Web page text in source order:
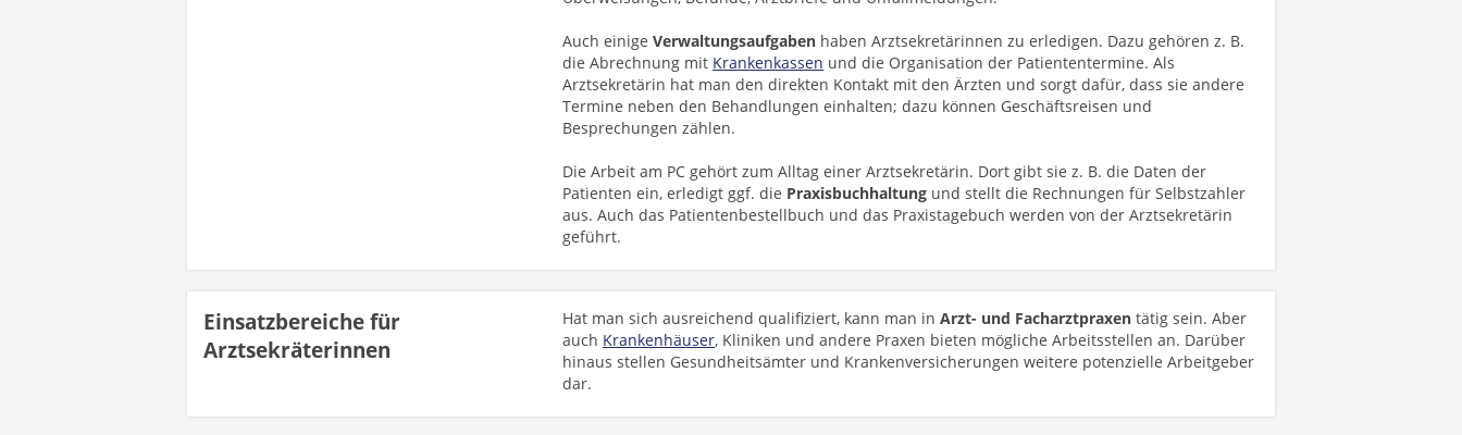
Auch einige Verwaltungsaufgaben haben Arztsekretärinnen zu erledigen. Dazu gehören z. B.
die Abrechnung mit Krankenkassen und die Organisation der Patiententermine. Als
Arztsekretärin hat man den direkten Kontakt mit den Ärzten und sorgt dafür, dass sie andere
Termine neben den Behandlungen einhalten; dazu können Geschäftsreisen und
Besprechungen zählen.
Die Arbeit am PC gehört zum Alltag einer Arztsekretärin. Dort gibt sie z. B. die Daten der
Patienten ein, erledigt ggf. die Praxisbuchhaltung und stellt die Rechnungen für Selbstzahler
aus. Auch das Patientenbestellbuch und das Praxistagebuch werden von der Arztsekretärin
geführt.
Einsatzbereiche für
Arztsekräterinnen
Hat man sich ausreichend qualifiziert, kann man in Arzt- und Facharztpraxen tätig sein. Aber
auch Krankenhäuser, Kliniken und andere Praxen bieten mögliche Arbeitsstellen an. Darüber
hinaus stellen Gesundheitsämter und Krankenversicherungen weitere potenzielle Arbeitgeber
dar.